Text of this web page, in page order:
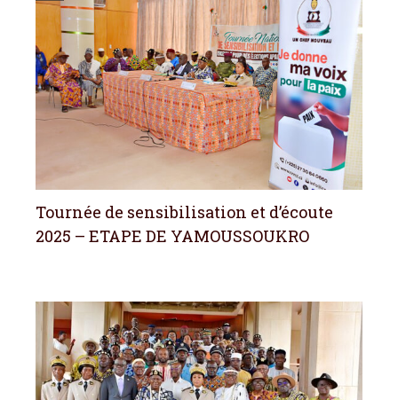
Tournée de sensibilisation et d’écoute
2025 – ETAPE DE YAMOUSSOUKRO